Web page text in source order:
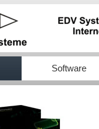
Software